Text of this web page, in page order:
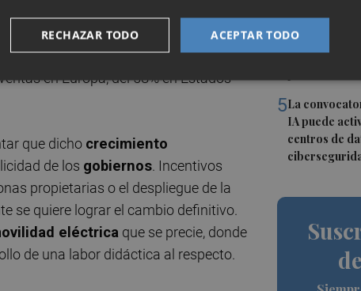
rincones de
4Xàtiva
vehículos
próximo 12
5La
IA puede
centros de
Energy Finance (BNEF)
eléctricos para 2040
y que
combustión. Es más: para entonces
en Europa, del 58% en Estados
que dicho crecimiento
de los gobiernos. Incentivos
propietarias o el despliegue de la
se quiere lograr el cambio definitivo.
eléctrica que se precie, donde
de una labor didáctica al respecto.
ACEPTAR TODO
RECHAZAR TODO